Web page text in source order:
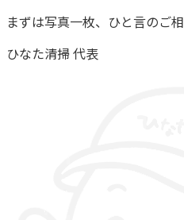
まずは写真一枚、ひと言のご
ひなた清掃 代表